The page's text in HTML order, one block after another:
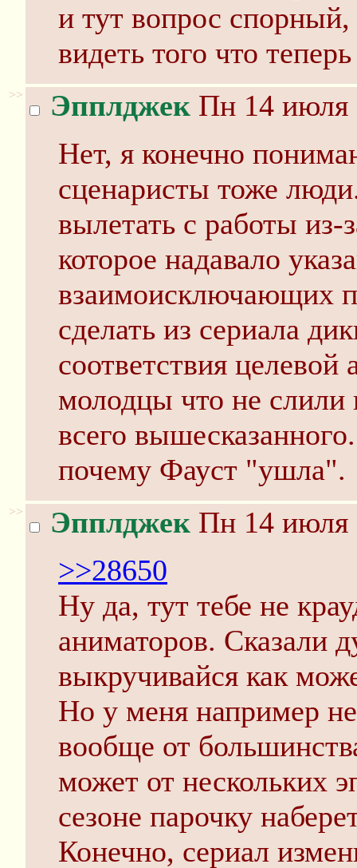
и тут вопрос
видеть того что
>> Эпплджек Пн 14 июля
Нет, я конечно
сценаристы тоже
вылетать с работы из-
которое надавало
взаимоисключающих
сделать из сериала
соответствия
молодцы что не слили
всего
почему Фауст "ушла".
>> Эпплджек Пн 14 июля
>>28650
Ну да, тут тебе не
аниматоров. Сказали
выкручивайся как
Но у меня например
вообще от
может от нескольких
сезоне парочку
Конечно, сериал